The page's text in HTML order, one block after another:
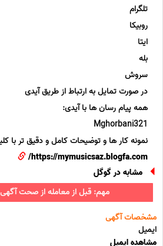
تلگرام
روبیکا
ایتا
بله
سروش
در صورت تمایل به ارتباط از طریق آیدی
همه پیام رسان ها با آیدی:
Mghorbani321
نمونه کار ها و توضیحات کامل و دقیق تر با
https://mymusicsaz.blogfa.com/
مشابه در گوگل
مهم: قبل از معامله از صحت
مشخصات آگهی
ایمیل
مشاهده ایمیل